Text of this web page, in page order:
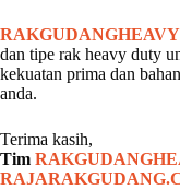
dan tipe rak heavy duty
kekuatan prima dan
anda.
Terima kasih,
Tim